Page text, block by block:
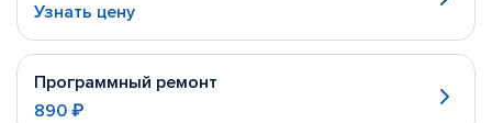
Узнать цену
Программный ремонт
890 ₽